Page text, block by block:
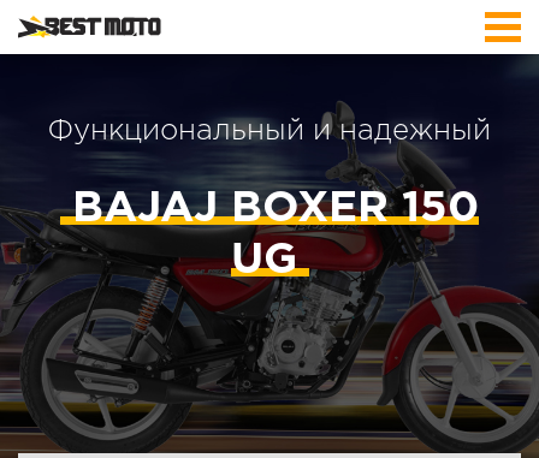
Функциональный и надежный
BAJAJ BOXER 150
UG